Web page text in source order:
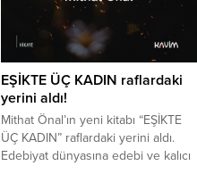
EŞİKTE ÜÇ KADIN raflardaki
yerini aldı!
Mithat Önal’ın yeni kitabı “EŞİKTE
ÜÇ KADIN” raflardaki yerini aldı.
Edebiyat dünyasına edebi ve kalıcı